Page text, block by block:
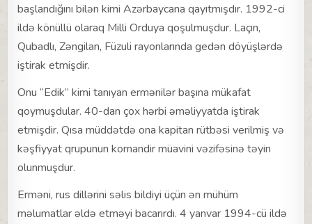
başlandığını bilən kimi Azərbaycana qayıtmışdır. 1992-ci
ildə könüllü olaraq Milli Orduya qoşulmuşdur. Laçın,
Qubadlı, Zəngilan, Füzuli rayonlarında gedən döyüşlərdə
iştirak etmişdir.
Оnu “Edik” kimi tanıyan ermənilər başına mükafat
qоymuşdular. 40-dan çox hərbi əməliyyatda iştirak
etmişdir. Qısa müddətdə ona kapitan rütbəsi verilmiş və
kəşfiyyat qrupunun komandir müavini vəzifəsinə təyin
olunmuşdur.
Erməni, rus dillərini səlis bildiyi üçün ən mühüm
məlumatlar əldə etməyi bacarırdı. 4 yanvar 1994-cü ildə